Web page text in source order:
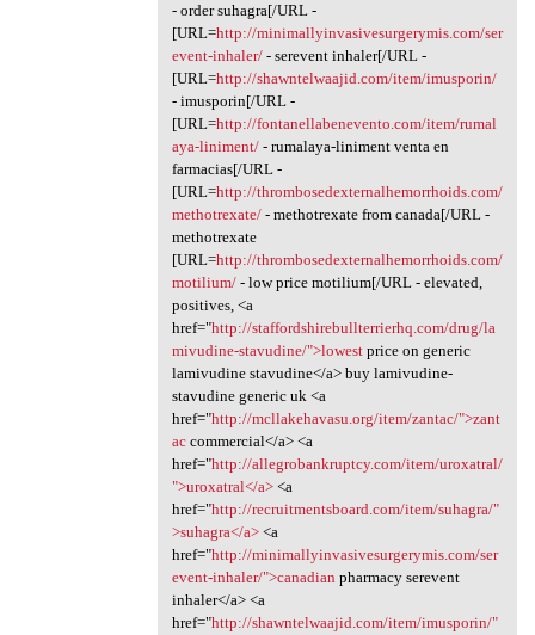
- order suhagra[/URL -
[URL=http://minimallyinvasivesurgerymis.com/ser
event-inhaler/- serevent inhaler[/URL -
[URL=http://shawntelwaajid.com/item/imusporin/
- imusporin[/URL -
[URL=http://fontanellabenevento.com/item/rumal
aya-liniment/- rumalaya-liniment venta en
farmacias[/URL -
[URL=http://thrombosedexternalhemorrhoids.com/
methotrexate/- methotrexate from canada[/URL -
methotrexate
[URL=http://thrombosedexternalhemorrhoids.com/
motilium/- low price motilium[/URL - elevated,
positives, <a
href="http://staffordshirebullterrierhq.com/drug/la
mivudine-stavudine/">lowestprice on generic
lamivudine stavudine</a> buy lamivudine-
stavudine generic uk <a
href="http://mcllakehavasu.org/item/zantac/">zant
accommercial</a> <a
href="http://allegrobankruptcy.com/item/uroxatral/
">uroxatral</a><a
href="http://recruitmentsboard.com/item/suhagra/"
>suhagra</a><a
href="http://minimallyinvasivesurgerymis.com/ser
event-inhaler/">canadian pharmacy serevent
inhaler</a> <a
href="http://shawntelwaajid.com/item/imusporin/"